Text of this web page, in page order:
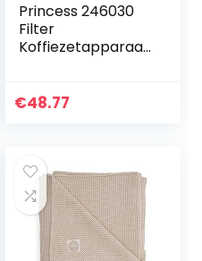
Princess 246030
Filter
Koffiezetapparaat
Stukken
€48.77